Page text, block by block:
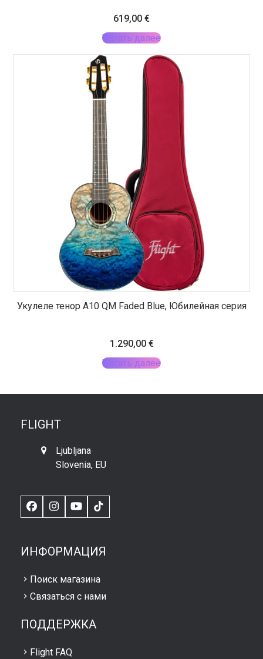
619,00 €
Читать далее
Укулеле тенор A10 QM Faded Blue, Юбилейная серия
1.290,00 €
Читать далее
FLIGHT
Ljubljana
Slovenia, EU
FacebookInstagram
YouTubeTikTok
ИНФОРМАЦИЯ
Поиск магазина
Связаться с нами
ПОДДЕРЖКА
Flight FAQ